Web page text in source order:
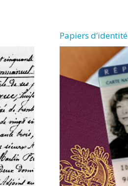
Papiers d’identité